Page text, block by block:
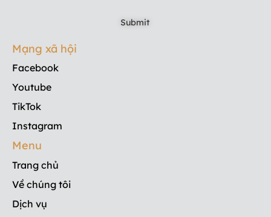
Mạng xã hội
Facebook
Youtube
TikTok
Instagram
Menu
Trang chủ
Về chúng tôi
Dịch vụ